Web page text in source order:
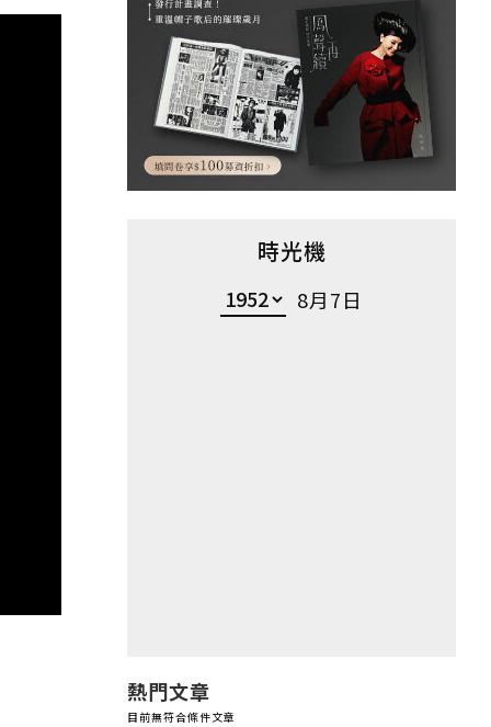
時光機
8月7日
熱門文章
目前無符合條件文章